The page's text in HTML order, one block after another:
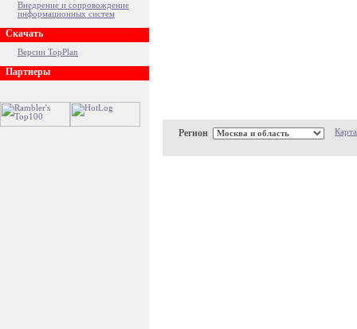
Внедрение и сопровождение
информационных систем
Скачать
Версии TopPlan
Партнеры
Регион Карта